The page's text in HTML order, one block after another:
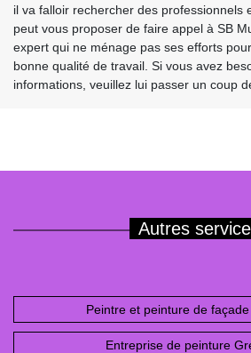
il va falloir rechercher des professionnels
peut vous proposer de faire appel à SB
expert qui ne ménage pas ses efforts
bonne qualité de travail. Si vous avez
informations, veuillez lui passer un coup
Autres
Peintre et peinture de
Entreprise de peinture